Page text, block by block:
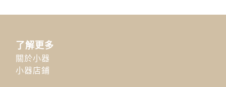
了解更多
關於小器
小器店鋪